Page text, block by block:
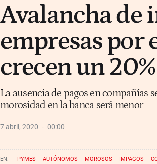
Avalancha de
empresas por
crecen un 20%
La ausencia de pagos en compañías
morosidad en la banca será menor
7 abril, 2020 00:00
PYMES AUTÓNOMOS MOROSOS IMPAGOS